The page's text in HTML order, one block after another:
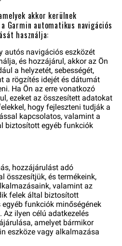
akkor kerülnek
Garmin automatikus navigációs
használja:
autós navigációs eszközét
és hozzájárul, akkor az Ön
a helyzetét, sebességét,
a rögzítés idejét és dátumát
Ha Ön az erre vonatkozó
ezeket az összesített adatokat
hogy fejleszteni tudják a
kapcsolatos, valamint a
biztosított egyéb funkciók
hozzájárulást adó
összesítjük, és termékeink,
valamint az
felek által biztosított
funkciók minőségének
ilyen célú adatkezelés
amelyet bármikor
eszköze vagy alkalmazása